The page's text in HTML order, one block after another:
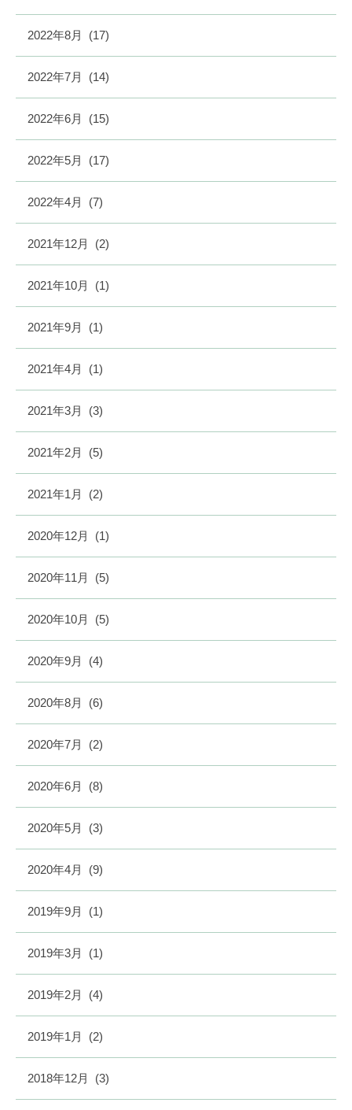
2022年8月 (17)
2022年7月 (14)
2022年6月 (15)
2022年5月 (17)
2022年4月 (7)
2021年12月 (2)
2021年10月 (1)
2021年9月 (1)
2021年4月 (1)
2021年3月 (3)
2021年2月 (5)
2021年1月 (2)
2020年12月 (1)
2020年11月 (5)
2020年10月 (5)
2020年9月 (4)
2020年8月 (6)
2020年7月 (2)
2020年6月 (8)
2020年5月 (3)
2020年4月 (9)
2019年9月 (1)
2019年3月 (1)
2019年2月 (4)
2019年1月 (2)
2018年12月 (3)